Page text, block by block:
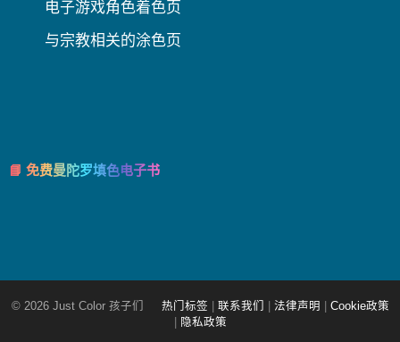
电子游戏角色着色页
与宗教相关的涂色页
📘 免费曼陀罗填色电子书
© 2026 Just Color 孩子们 热门标签 联系我们 法律声明
Cookie政策
隐私政策